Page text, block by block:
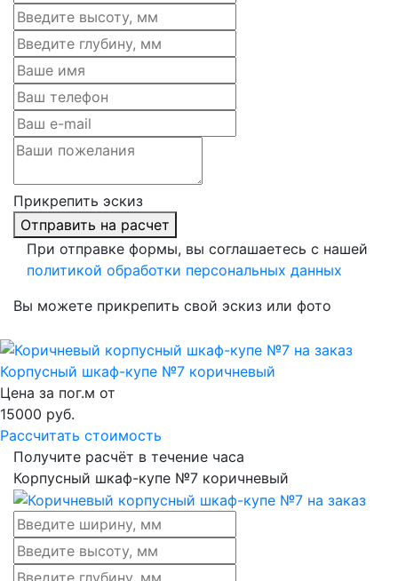
Прикрепить эскиз
Отправить на расчет
При отправке формы, вы соглашаетесь с нашей
политикой обработки персональных данных
Вы можете прикрепить свой эскиз или фото
Корпусный шкаф-купе №7 коричневый
Цена за пог.м от
15000 руб.
Рассчитать стоимость
Получите расчёт в течение часа
Корпусный шкаф-купе №7 коричневый